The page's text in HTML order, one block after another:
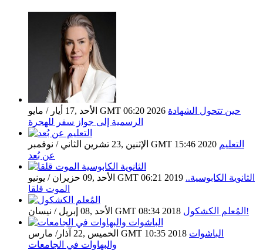
الأحد ,17 أيار / مايو GMT 06:20 2026 حين تتحول الشهادة
الرسمية إلى جواز سفر للهجرة
الإثنين ,23 تشرين الثاني / نوفمبر GMT 15:46 2020 التعليم
عن بُعد
الأحد ,09 حزيران / يونيو GMT 06:21 2019 الثانوية الكابوسية..
الموت قلقا
الأحد ,08 إبريل / نيسان GMT 08:34 2018 المُعلم الكشكول!
الخميس ,22 آذار/ مارس GMT 10:35 2018 الباشوات
والبهاوات في الجامعات